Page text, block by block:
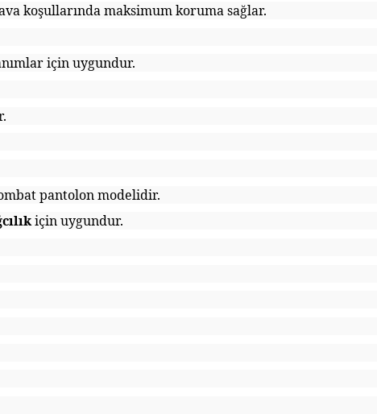
koşullarında maksimum koruma sağlar.
için uygundur.
pantolon modelidir.
için uygundur.